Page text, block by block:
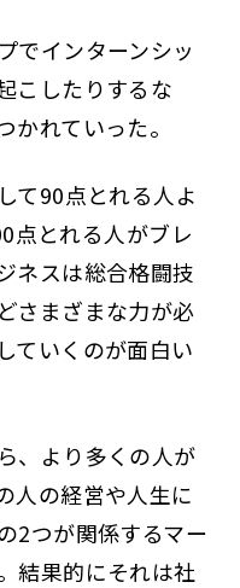
でインターンシッ
こしたりするな
かれていった。
て90点とれる人よ
点とれる人がブレ
ネスは総合格闘技
さまざまな力が必
ていくのが面白い
、より多くの人が
人の経営や人生に
2つが関係するマー
結果的にそれは社